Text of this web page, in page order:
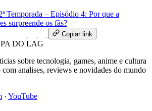
Temporada – Episódio 4: Por que a
surpreende os fãs?
Copiar link
DO LAG
sobre tecnologia, games, anime e cultura
analises, reviews e novidades do mundo
· YouTube